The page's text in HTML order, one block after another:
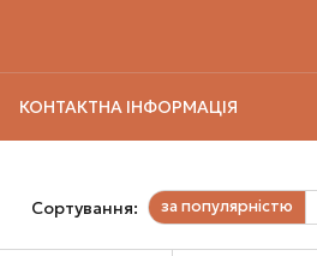
КОНТАКТНА ІНФОРМАЦІЯ
Сортування: за популярністю